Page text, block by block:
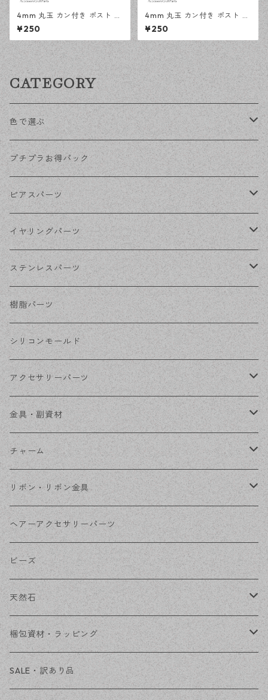
4mm 丸玉 カン付き ポスト ピ
アス シルバー 20ピース 金属
キャッチ ピアス 【en工房】
¥250
4mm 丸玉 カン付き ポスト ピ
アス ゴールド 20ピース 金属
キャッチ ピアスパーツ 【en工
房】
¥250
CATEGORY
色で選ぶ
KCゴールド
ゴールド
シルバー
ホワイトシルバー
ステンレス・シルバー
ステンレス・ゴールド
プチプラお得パック
ピアスパーツ
ポストピアス
フックピアス
その他ピアス
イヤリングパーツ
ネジばねイヤリング
クリップイヤリング
ノンホールピアス
ステンレスパーツ
ステンレスピアス
ステンレスイヤリング
ステンレスチェーン
ステンレス金具
樹脂パーツ
シリコンモールド
アクセサリーパーツ
デザイン丸カン
フレーム
コネクター
その他
金具・副資材
丸カン
ピン類
花座・ビーズキャップ
チェーン
その他
チャーム
金属
アクリル・プラ
ファーボール
リボン・リボン金具
リボン
リボン金具
ヘアーアクセサリーパーツ
ビーズ
天然石
穴あき
穴なし
梱包資材・ラッピング
発送ボックス
SALE・訳あり品